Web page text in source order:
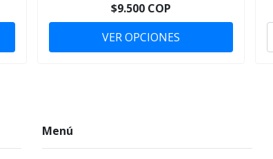
$9.500 COP
VER OPCIONES
Menú